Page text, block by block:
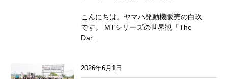
こんにちは。ヤマハ発動機販売の白玖
です。 MTシリーズの世界観「The
Dar...
2026年6月1日